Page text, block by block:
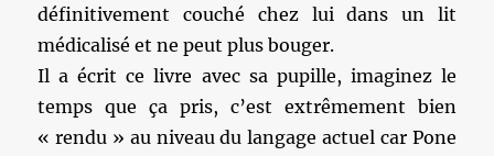
définitivement couché chez lui dans un lit
médicalisé et ne peut plus bouger.
Il a écrit ce livre avec sa pupille, imaginez le
temps que ça pris, c’est extrêmement bien
« rendu » au niveau du langage actuel car Pone